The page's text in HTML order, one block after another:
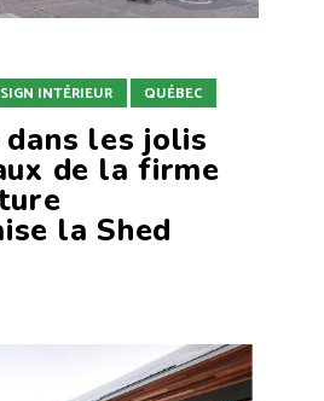
INTÉRIEUR QUÉBEC
les jolis
de la firme
la Shed